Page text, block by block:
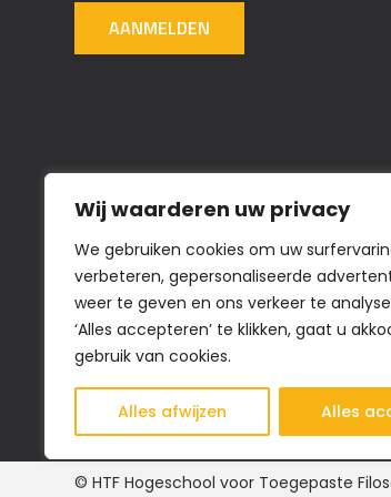
Wij waarderen uw privacy
We gebruiken cookies om uw
verbeteren, gepersonaliseerde
weer te geven en ons verkeer te
‘Alles accepteren’ te klikken, gaat u
gebruik van cookies.
Alles afwijzen Alles
AANMELDEN
© HTF Hogeschool voor Toegepaste